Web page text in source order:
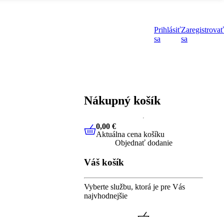
Prihlásiť
sa
Zaregistrovať
sa
Nákupný košík
0,00 €Aktuálna cena košíku
0,00 €
Aktuálna cena košíku
Objednať dodanie
Váš košík
Vyberte službu, ktorá je pre Vás
najvhodnejšie